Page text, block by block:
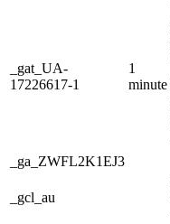
_gat_UA-
17226617-1
1
minute
_ga_ZWFL2K1EJ3
_gcl_au